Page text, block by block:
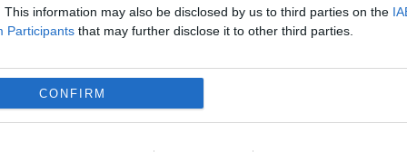
This information may also be disclosed by us to third parties on the
Participants that may further disclose it to other third parties.
CONFIRM
Colegul de emisiune al Danei Rogoz s-
transformat total. Nici nu zici ca are 30
de ani
10 IUNIE 2015
Devenit cunoscut la inceputul anilor '90,